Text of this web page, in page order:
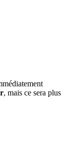
, mais ce sera plus